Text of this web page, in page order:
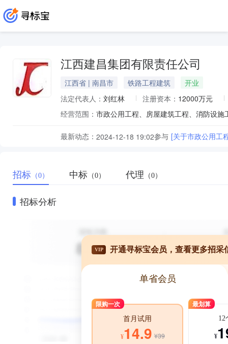
江西建昌集团有限责任公司
江西省 | 南昌市 铁路工程建筑
开业
法定代表人： 刘红林 注册资本： 12000万元
经营范围：
最新动态： 2024-12-18 19:02参与 [关于市政公用工
招标 （0） 中标 （0） 代理 （0）
招标分析
VIP 开通寻标宝会员，查看更多招采
单省会员
限购一次
首月试用
¥14.9 ¥39
最划算
12
¥